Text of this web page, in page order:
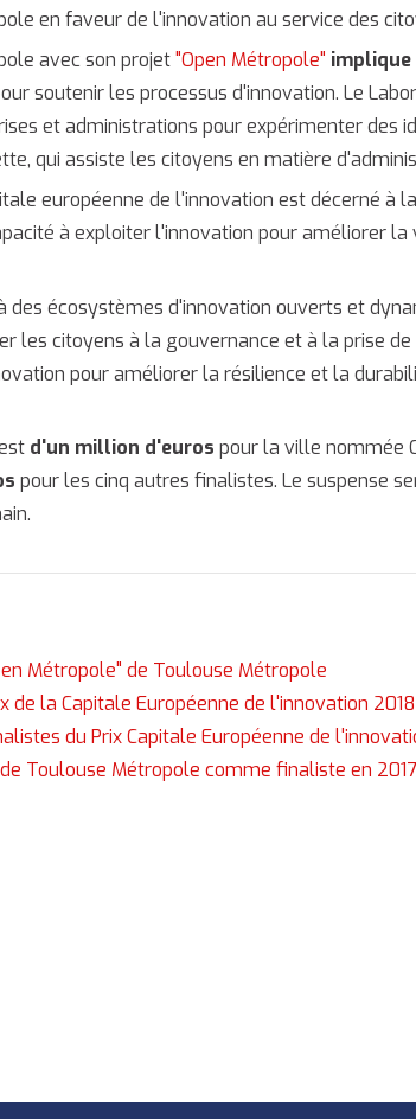
en faveur de l'innovation au service des
avec son projet"Open Métropole"
soutenir les processus d'innovation. Le
et administrations pour expérimenter des
qui assiste les citoyens en matière
européenne de l'innovation est décerné à
à exploiter l'innovation pour améliorer
des écosystèmes d'innovation ouverts et
les citoyens à la gouvernance et à la prise de
pour améliorer la résilience et la
d'un million d'euros pour la ville nommée
pour les cinq autres finalistes. Le suspense
Métropole" de Toulouse Métropole
de la Capitale Européenne de l'innovation 2018
du Prix Capitale Européenne de
Toulouse Métropole comme finaliste en 2017